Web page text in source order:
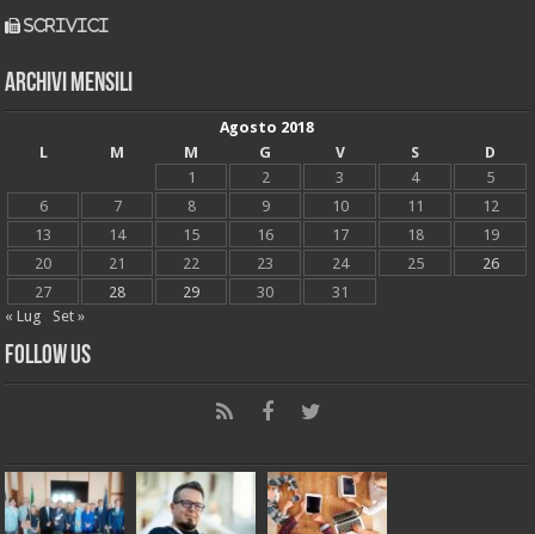
scrivici
Archivi mensili
Agosto 2018
L
M M G V S
D
1
2 3 4
5
6
7 8 9 10 11
12
13
14 15 16 17 18
19
20
21 22 23 24 25
26
27
28 29 30
31
« Lug
Set »
Follow Us